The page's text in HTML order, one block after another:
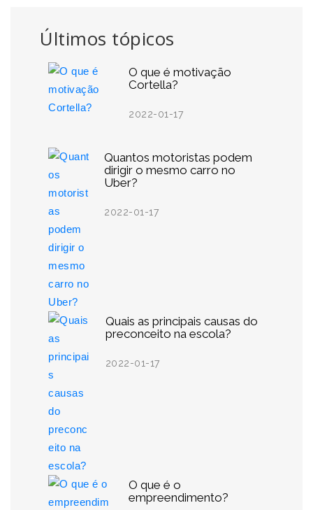
Últimos tópicos
O que é motivação
Cortella?
2022-01-17
Quantos motoristas podem
dirigir o mesmo carro no
Uber?
2022-01-17
Quais as principais causas do
preconceito na escola?
2022-01-17
O que é o
empreendimento?